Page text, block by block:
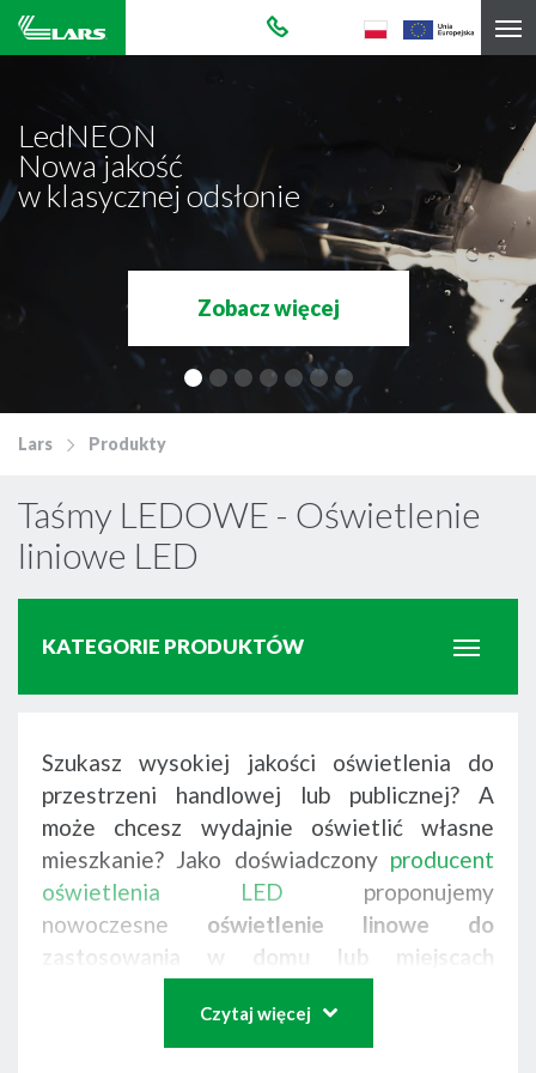
LedNEON
Nowa jakość
w klasycznej odsłonie
Zobacz więcej
Lars Produkty
Taśmy LEDOWE - Oświetlenie
liniowe LED
KATEGORIE PRODUKTÓW
Lampy UV-C
Profile uniwersalne LED
Oświetlenie liniowe
Szukasz wysokiej jakości oświetlenia do
przestrzeni handlowej lub publicznej? A
może chcesz wydajnie oświetlić własne
mieszkanie? Jako doświadczony producent
oświetlenia LED proponujemy
nowoczesne oświetlenie linowe do
zastosowania w domu lub miejscach
ważnym elementem składowym
architektury. Dzięki rozwojowi technologii
Czytaj więcej